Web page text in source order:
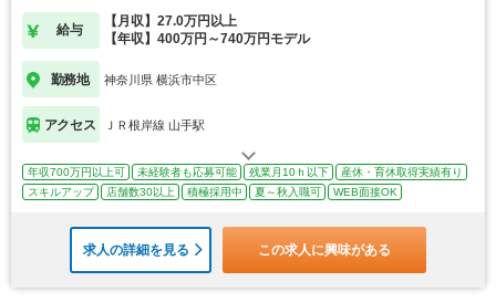
給与
【月収】27.0万円以上
【年収】400万円～740万円モデル
勤務地 神奈川県 横浜市中区
アクセス ＪＲ根岸線 山手駅
年収700万円以上可 未経験者も応募可能 残業月10ｈ以下
産休・育休取得実績有り
スキルアップ
店舗数30以上 積極採用中 夏～秋入職可 WEB面接OK
求人の詳細を見る この求人に興味がある